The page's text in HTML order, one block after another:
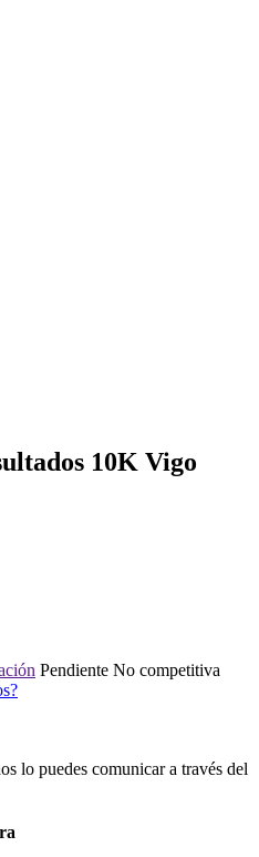
10K Vigo
Pendiente No competitiva
lo puedes comunicar a través del